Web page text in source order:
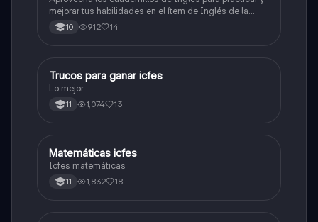
mejorar tus habilidades en el ítem de Inglés de la
Prueba Saber 11. 🫡
10 912 14
Química
Trucos para ganar icfes
Lo mejor
11 1,074 13
ICFES: Matemáticas
Matemáticas icfes
Icfes matemáticas
11 1,832 18